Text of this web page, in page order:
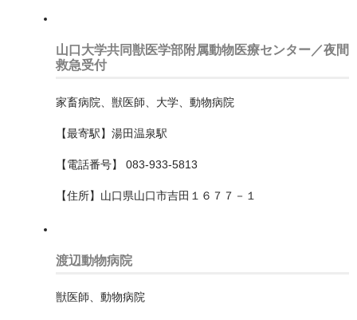
藤沢市
福井県
福岡県
福島県
秋田県
群馬県
茨城県
山口大学共同獣医学部附属動物医療センター／夜間
救急受付
家畜病院、獣医師、大学、動物病院
【最寄駅】湯田温泉駅
【電話番号】 083-933-5813
【住所】山口県山口市吉田１６７７－１
渡辺動物病院
獣医師、動物病院